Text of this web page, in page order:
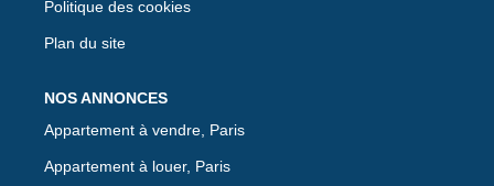
Politique des cookies
Plan du site
NOS ANNONCES
Appartement à vendre, Paris
Appartement à louer, Paris